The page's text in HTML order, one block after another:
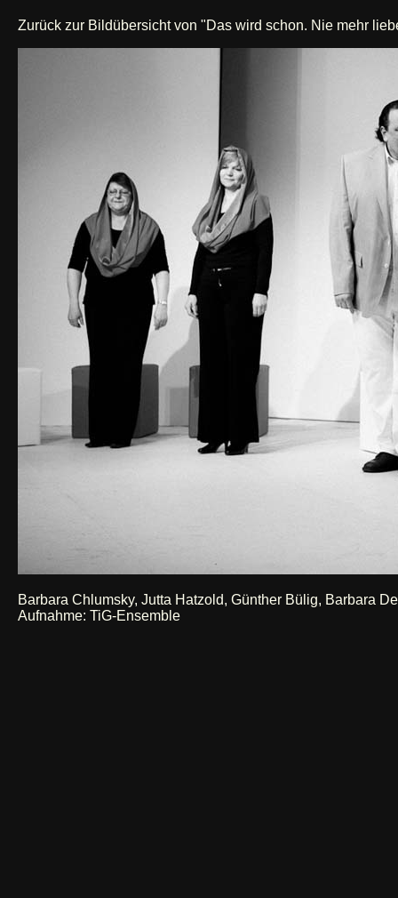
Zurück zur Bildübersicht von "Das wird schon. Nie mehr
Barbara Chlumsky, Jutta Hatzold, Günther Bülig, Barbara
Aufnahme: TiG-Ensemble